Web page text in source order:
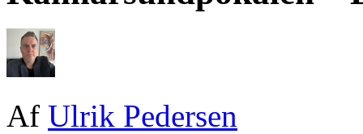
Af Ulrik Pedersen